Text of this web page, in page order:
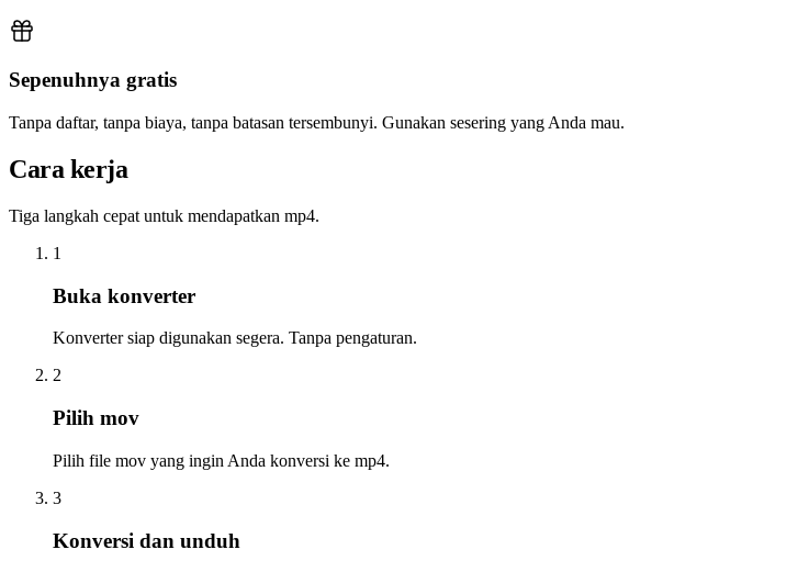
Sepenuhnya gratis
Tanpa daftar, tanpa biaya, tanpa batasan tersembunyi. Gunakan sesering yang Anda mau.
Cara kerja
Tiga langkah cepat untuk mendapatkan mp4.
1
Buka konverter
Konverter siap digunakan segera. Tanpa pengaturan.
2
Pilih mov
Pilih file mov yang ingin Anda konversi ke mp4.
3
Konversi dan unduh